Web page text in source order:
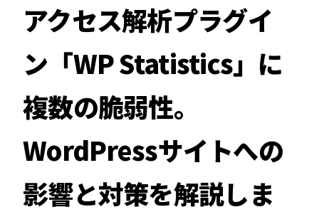
アクセス解析プラグイ
ン「WP Statistics」に
複数の脆弱性。
WordPressサイトへの
影響と対策を解説しま